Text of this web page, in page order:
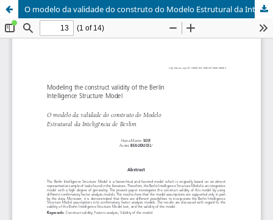
O modelo da validade do construto do Modelo Estrutural da Inteligência de Berlim